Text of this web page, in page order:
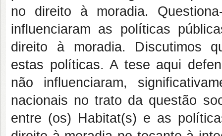
no direito à moradia.
influenciaram as políticas
direito à moradia. Discutimos
estas políticas. A tese aqui
não influenciaram,
nacionais no trato da questão
entre (os) Habitat(s) e as